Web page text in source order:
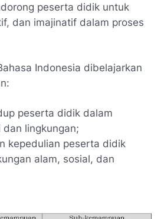
peserta didik untuk
dan imajinatif dalam proses
Indonesia dibelajarkan
peserta didik dalam
dan lingkungan;
kepedulian peserta didik
alam, sosial, dan